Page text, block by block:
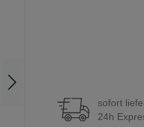
sofort
24h